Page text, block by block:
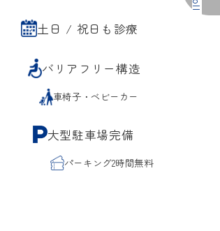
土日 / 祝日も診療
バリアフリー構造
車椅子・ベビーカー
大型駐車場完備
パーキング2時間無料